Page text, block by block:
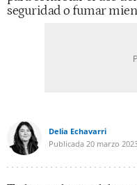
seguridad o fumar
Delia Echavarri
Publicada 20 marzo